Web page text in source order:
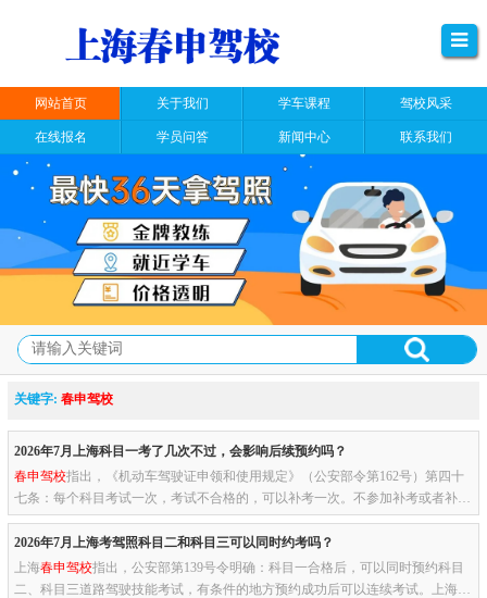
网站首页 关于我们 学车课程 驾校风采
在线报名 学员问答 新闻中心 联系我们
关键字: 春申驾校
2026年7月上海科目一考了几次不过，会影响后续预约吗？
春申驾校指出，《机动车驾驶证申领和使用规定》（公安部令第162号）第四十
七条：每个科目考试一次，考试不合格的，可以补考一次。不参加补考或者补考
仍不合格的，本次考试终止，申请人应当重新预约考试，但科目二、科...
2026年7月上海考驾照科目二和科目三可以同时约考吗？
上海春申驾校指出，公安部第139号令明确：科目一合格后，可以同时预约科目
二、科目三道路驾驶技能考试，有条件的地方预约成功后可以连续考试。上海目